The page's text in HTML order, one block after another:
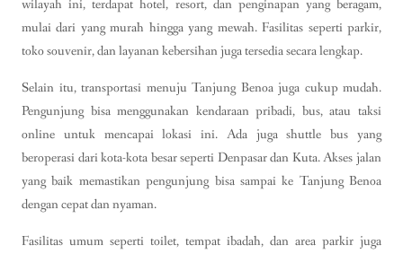
wilayah ini, terdapat hotel, resort, dan penginapan yang beragam,
mulai dari yang murah hingga yang mewah. Fasilitas seperti parkir,
toko souvenir, dan layanan kebersihan juga tersedia secara lengkap.
Selain itu, transportasi menuju Tanjung Benoa juga cukup mudah.
Pengunjung bisa menggunakan kendaraan pribadi, bus, atau taksi
online untuk mencapai lokasi ini. Ada juga shuttle bus yang
beroperasi dari kota-kota besar seperti Denpasar dan Kuta. Akses jalan
yang baik memastikan pengunjung bisa sampai ke Tanjung Benoa
dengan cepat dan nyaman.
Fasilitas umum seperti toilet, tempat ibadah, dan area parkir juga